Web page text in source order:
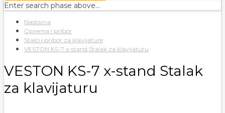
Enter search phase above...
Naslovna
Oprema i pribor
Stalci i pribor za klavijature
VESTON KS-7 x-stand Stalak za klavijaturu
VESTON KS-7 x-stand Stalak
za klavijaturu